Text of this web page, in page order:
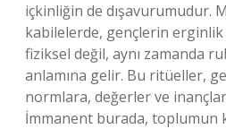
içkinliğin de dışavurumudur.
kabilelerde, gençlerin
fiziksel değil, aynı zamanda
anlamına gelir. Bu ritüeller,
normlara, değerler ve
İmmanent burada, toplumun